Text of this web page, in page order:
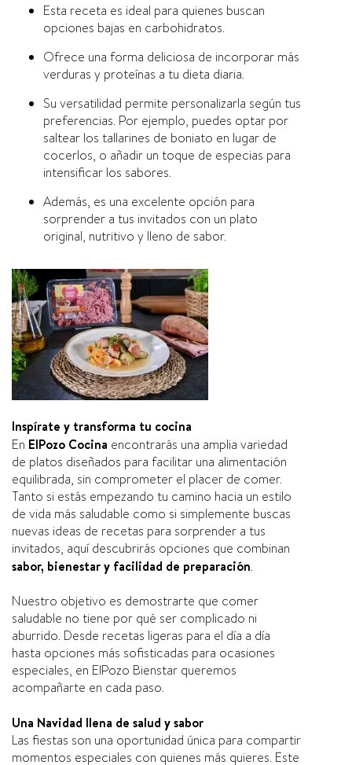
Esta receta es ideal para quienes buscan
opciones bajas en carbohidratos.
Ofrece una forma deliciosa de incorporar más
verduras y proteínas a tu dieta diaria.
Su versatilidad permite personalizarla según tus
preferencias. Por ejemplo, puedes optar por
saltear los tallarines de boniato en lugar de
cocerlos, o añadir un toque de especias para
intensificar los sabores.
Además, es una excelente opción para
sorprender a tus invitados con un plato
original, nutritivo y lleno de sabor.
Inspírate y transforma tu cocina
En ElPozo Cocina encontrarás una amplia variedad
de platos diseñados para facilitar una alimentación
equilibrada, sin comprometer el placer de comer.
Tanto si estás empezando tu camino hacia un estilo
de vida más saludable como si simplemente buscas
nuevas ideas de recetas para sorprender a tus
invitados, aquí descubrirás opciones que combinan
sabor, bienestar y facilidad de preparación.
Nuestro objetivo es demostrarte que comer
saludable no tiene por qué ser complicado ni
aburrido. Desde recetas ligeras para el día a día
hasta opciones más sofisticadas para ocasiones
especiales, en ElPozo Bienstar queremos
acompañarte en cada paso.
Una Navidad llena de salud y sabor
Las fiestas son una oportunidad única para compartir
momentos especiales con quienes más quieres. Este